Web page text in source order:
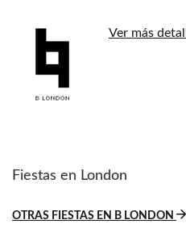
Ver más
Fiestas en London
OTRAS FIESTAS EN B LONDON